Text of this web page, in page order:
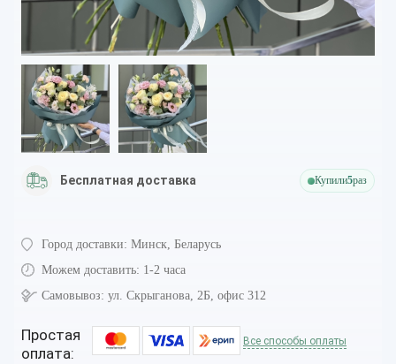
Бесплатная доставка Купили5раз
Город доставки: Минск, Беларусь
Можем доставить: 1-2 часа
Самовывоз: ул. Скрыганова, 2Б, офис 312
Простая
оплата:
Все способы оплаты